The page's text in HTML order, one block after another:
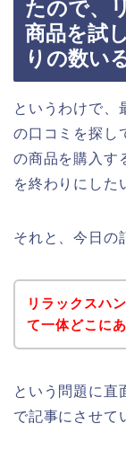
たので、
商品を試
りの数い
というわけで、
の口コミを探し
の商品を購入す
を終わりにした
それと、今日の
リラックスハ
て一体どこに
という問題に直
で記事にさせて